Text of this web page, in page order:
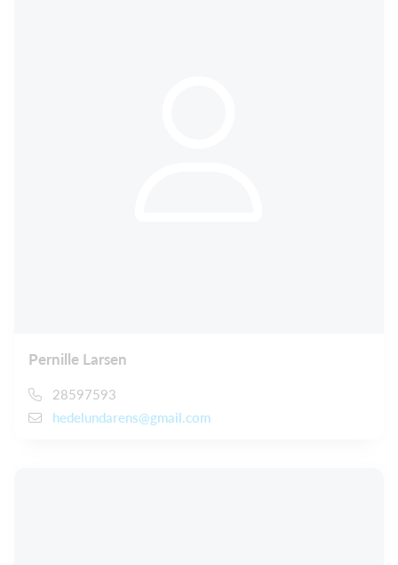
Pernille Larsen
28597593
hedelundarens@gmail.com